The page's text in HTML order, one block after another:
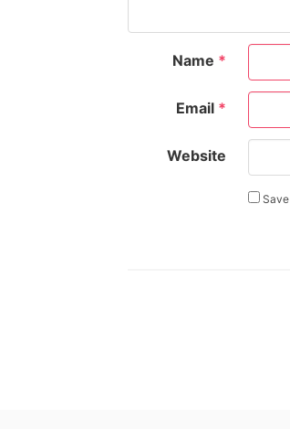
Name *
Email *
Website